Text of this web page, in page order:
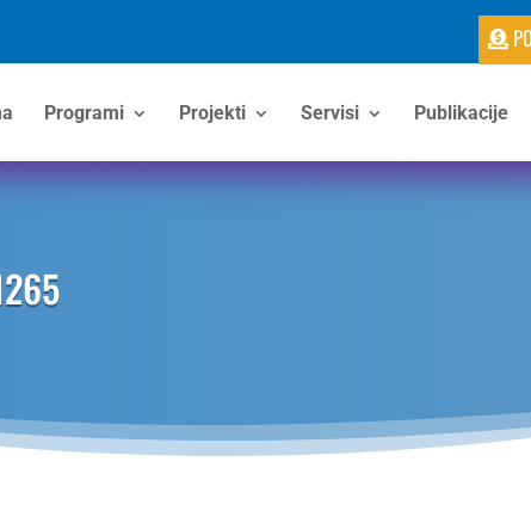
Programi Projekti Servisi Publikacije